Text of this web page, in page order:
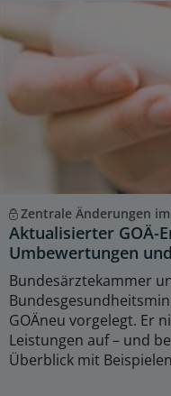
Zentrale Änderungen
Aktualisierter GOÄ-
Umbewertungen
Bundesärztekammer
GOÄneu vorgelegt. Er
Leistungen auf – und
Überblick mit